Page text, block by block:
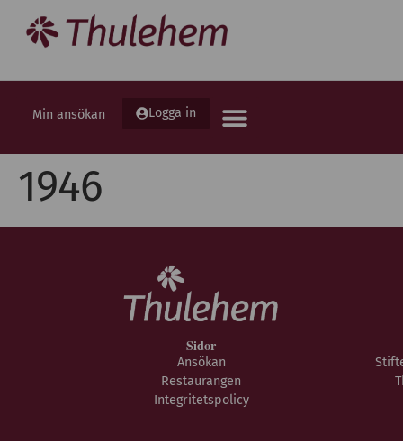
Min ansökan Logga in
1946
Sidor
Ansökan
Restaurangen
Integritetspolicy